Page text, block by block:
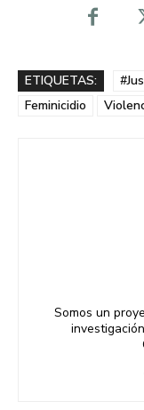
ETIQUETAS:
Feminicidio
Somos un